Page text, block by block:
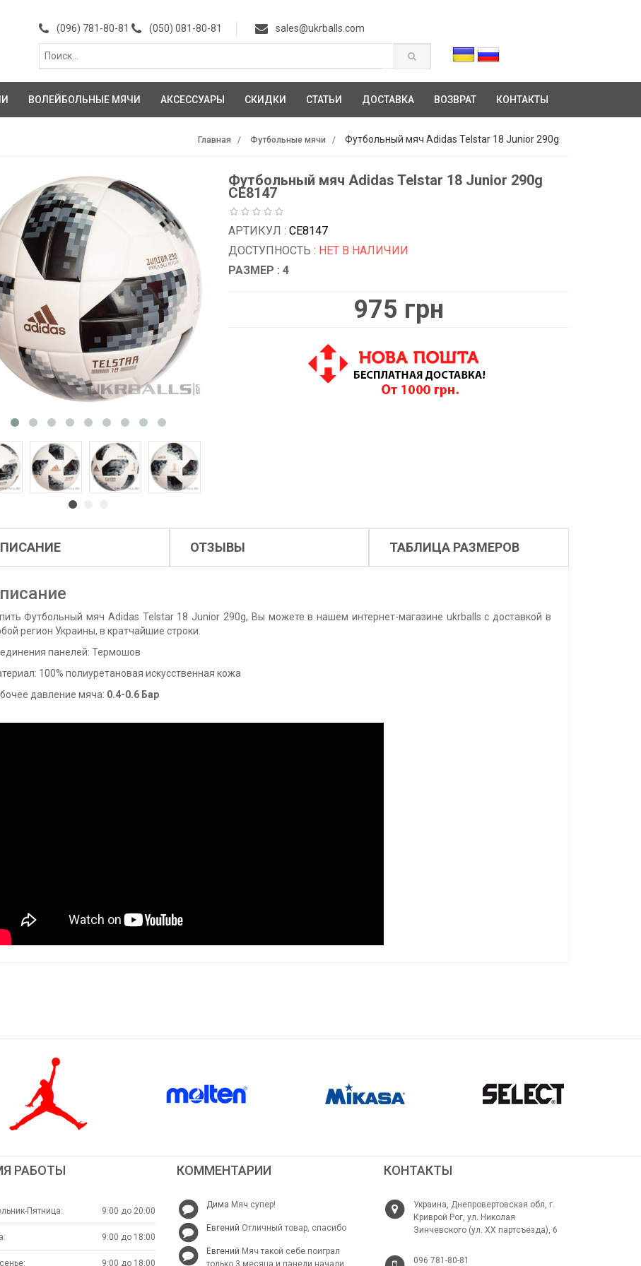
(096) 781-80-81 (050) 081-80-81 sales@ukrballs.com
ВОЛЕЙБОЛЬНЫЕ МЯЧИ АКСЕССУАРЫ СКИДКИ СТАТЬИ ДОСТАВКА ВОЗВРАТ КОНТАКТЫ
Главная Футбольные мячи Футбольный мяч Adidas Telstar 18 Junior 290g
Футбольный мяч Adidas Telstar 18 Junior 290g
CE8147
АРТИКУЛ :CE8147
ДОСТУПНОСТЬ : НЕТ В НАЛИЧИИ
РАЗМЕР : 4
975 грн
ОТЗЫВЫ ТАБЛИЦА РАЗМЕРОВ
Футбольный мяч Adidas Telstar 18 Junior 290g, Вы можете в нашем интернет-магазине ukrballs с доставкой в
регион Украины, в кратчайшие строки.
панелей: Термошов
100% полиуретановая искусственная кожа
давление мяча: 0.4-0.6 Бар
РАБОТЫ
Пятница: 9:00 до 20:00
9:00 до 18:00
9:00 до 18:00
КОММЕНТАРИИ
Дима Мяч супер!
Евгений Отличный товар, спасибо
Евгений Мяч такой себе поиграл
только 3 месяца и панели начали
КОНТАКТЫ
Украина, Днепровертовская обл, г.
Криврой Рог, ул. Николая
Зинчевского (ул. ХХ партсъезда), 6
096 781-80-81